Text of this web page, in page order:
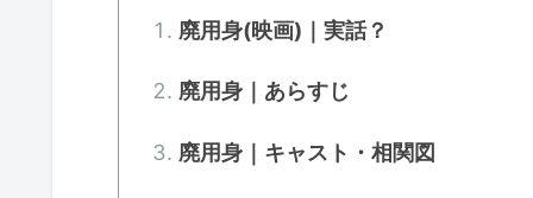
廃用身(映画)｜実話？
廃用身｜あらすじ
廃用身｜キャスト・相関図